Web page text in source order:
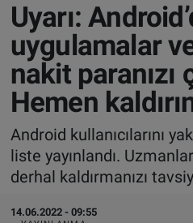
Uyarı:
uygulamalar
nakit paranızı
Hemen
Android kullanıcılarını
liste yayınlandı.
derhal kaldırmanızı
14.06.2022 - 09:55
ALMANYA
FRANSA
AVUSTURYA
SAĞLIK - YAŞAM
ALMANYA
TÜRKİYE
DÜNYA
BİLİM-TEKNOLOJİ
Trafik Durumu
Süper Lig Puan
Tüm Manşetler
Son Dakika Haberleri